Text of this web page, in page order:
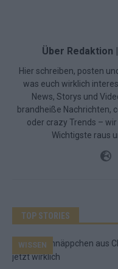
Über Redaktion
Hier schreiben, posten
was euch wirklich
News, Storys und
brandheiße Nachrichten,
oder crazy Trends –
Wichtigste raus
TOP STORIES
WISSEN